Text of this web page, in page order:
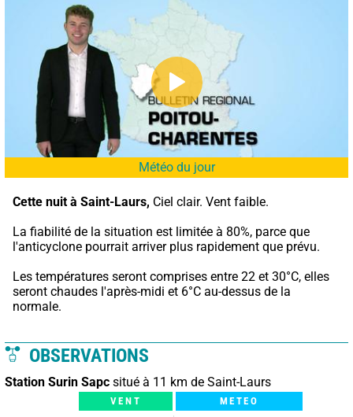
Météo du jour
Cette nuit à Saint-Laurs, Ciel clair. Vent faible.
La fiabilité de la situation est limitée à 80%, parce que
l'anticyclone pourrait arriver plus rapidement que prévu.
Les températures seront comprises entre 22 et 30°C, elles
seront chaudes l'après-midi et 6°C au-dessus de la
normale.
OBSERVATIONS
Station Surin Sapc situé à 11 km de Saint-Laurs
VENT METEO